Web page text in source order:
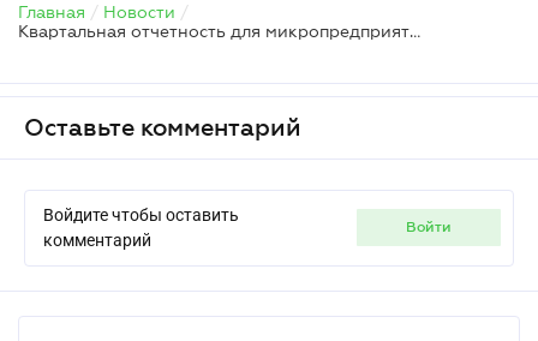
Главная / Новости /
Квартальная отчетность для микропредприятий с доходом свыше 40 млн
Оставьте комментарий
Войдите чтобы оставить
комментарий
войти